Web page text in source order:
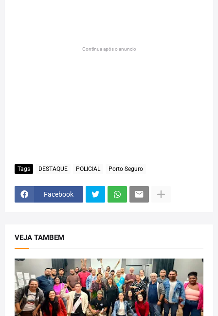
Continua após o anuncio
Tags DESTAQUE POLICIAL Porto Seguro
Facebook
VEJA TAMBEM